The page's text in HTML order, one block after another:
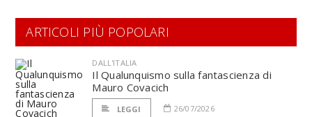
ARTICOLI PIÙ POPOLARI
DALL'ITALIA
Il Qualunquismo sulla fantascienza di
Mauro Covacich
LEGGI 26/07/2026